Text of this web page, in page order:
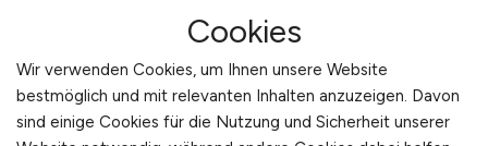
Cookies
Wir verwenden Cookies, um Ihnen unsere Website
bestmöglich und mit relevanten Inhalten anzuzeigen. Davon
sind einige Cookies für die Nutzung und Sicherheit unserer